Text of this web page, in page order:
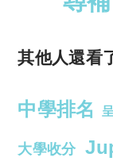
其他人還
中學排名
大學收分